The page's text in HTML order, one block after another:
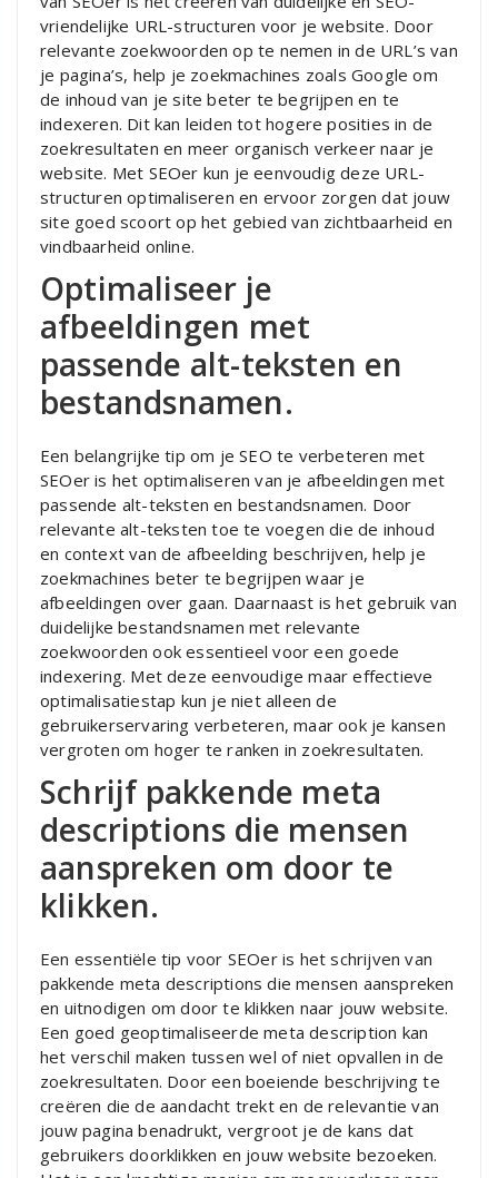
vriendelijke URL-structuren voor je website. Door
relevante zoekwoorden op te nemen in de URL’s van
je pagina’s, help je zoekmachines zoals Google om
de inhoud van je site beter te begrijpen en te
indexeren. Dit kan leiden tot hogere posities in de
zoekresultaten en meer organisch verkeer naar je
website. Met SEOer kun je eenvoudig deze URL-
structuren optimaliseren en ervoor zorgen dat jouw
site goed scoort op het gebied van zichtbaarheid en
vindbaarheid online.
Optimaliseer je
afbeeldingen met
passende alt-teksten en
bestandsnamen.
Een belangrijke tip om je SEO te verbeteren met
SEOer is het optimaliseren van je afbeeldingen met
passende alt-teksten en bestandsnamen. Door
relevante alt-teksten toe te voegen die de inhoud
en context van de afbeelding beschrijven, help je
zoekmachines beter te begrijpen waar je
afbeeldingen over gaan. Daarnaast is het gebruik van
duidelijke bestandsnamen met relevante
zoekwoorden ook essentieel voor een goede
indexering. Met deze eenvoudige maar effectieve
optimalisatiestap kun je niet alleen de
gebruikerservaring verbeteren, maar ook je kansen
vergroten om hoger te ranken in zoekresultaten.
Schrijf pakkende meta
descriptions die mensen
aanspreken om door te
klikken.
Een essentiële tip voor SEOer is het schrijven van
pakkende meta descriptions die mensen aanspreken
en uitnodigen om door te klikken naar jouw website.
Een goed geoptimaliseerde meta description kan
het verschil maken tussen wel of niet opvallen in de
zoekresultaten. Door een boeiende beschrijving te
creëren die de aandacht trekt en de relevantie van
jouw pagina benadrukt, vergroot je de kans dat
gebruikers doorklikken en jouw website bezoeken.